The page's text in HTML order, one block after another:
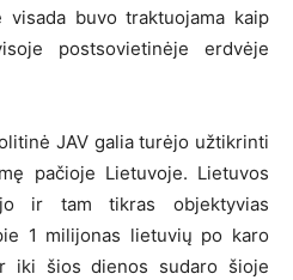
visada buvo traktuojama kaip
postsovietinėje erdvėje
JAV galia turėjo užtikrinti
pačioje Lietuvoje. Lietuvos
ir tam tikras objektyvias
1 milijonas lietuvių po karo
iki šios dienos sudaro šioje